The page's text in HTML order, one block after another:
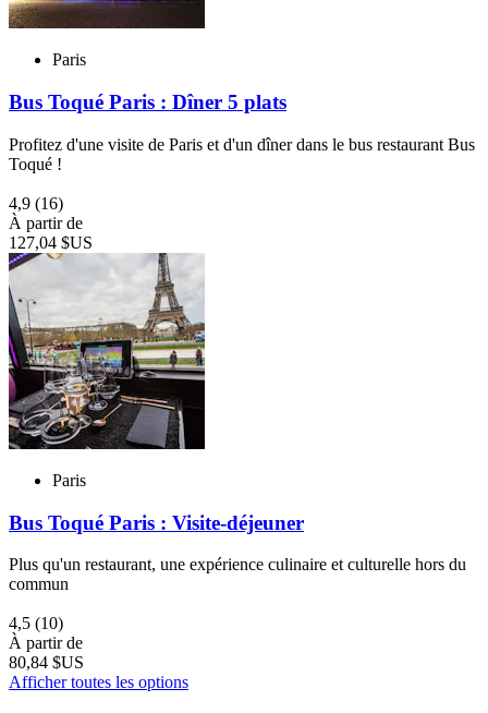
Paris
Bus Toqué Paris : Dîner 5 plats
Profitez d'une visite de Paris et d'un dîner dans le bus restaurant Bus
Toqué !
4,9 (16)
À partir de
127,04 $US
Paris
Bus Toqué Paris : Visite-déjeuner
Plus qu'un restaurant, une expérience culinaire et culturelle hors du
commun
4,5 (10)
À partir de
80,84 $US
Afficher toutes les options